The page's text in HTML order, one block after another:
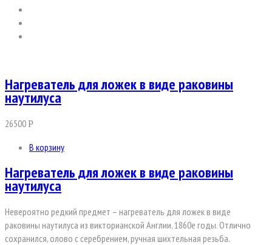
Нагреватель для ложек в виде раковины
наутилуса
26500Р
В корзину
Нагреватель для ложек в виде раковины
наутилуса
Невероятно редкий предмет – нагреватель для ложек в виде
раковины наутилуса из викторианской Англии, 1860е годы. Отлично
сохранился, олово с серебрением, ручная шихтельная резьба.